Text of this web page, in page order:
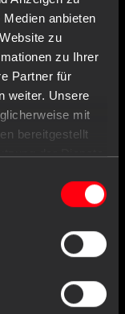
anbieten
zu
zu Ihrer
Partner für
weiter. Unsere
mit
bereitgestellt
der Dienste
powderfree,